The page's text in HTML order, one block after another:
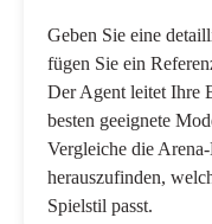
Geben Sie eine
fügen Sie ein
Der Agent leitet Ihre
besten geeignete
Vergleiche die
herauszufinden,
Spielstil passt.